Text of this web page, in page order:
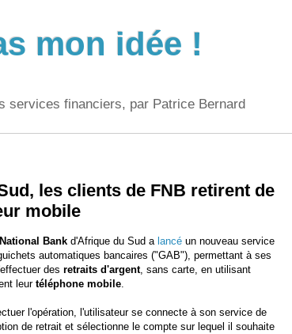
mon idée !
services financiers, par Patrice Bernard
les clients de FNB retirent de
mobile
Bank d'Afrique du Sud a lancé un nouveau service
automatiques bancaires ("GAB"), permettant à ses
desretraits d'argent, sans carte, en utilisant
leurtéléphone mobile.
l'opération, l'utilisateur se connecte à son service de
de retrait et sélectionne le compte sur lequel il souhaite